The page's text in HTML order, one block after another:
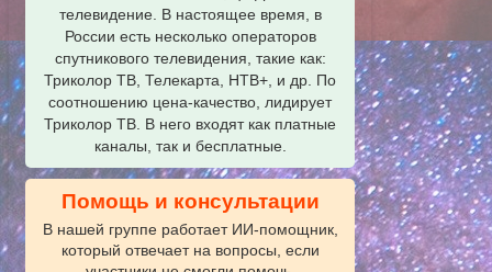
телевидение. В настоящее время, в
России есть несколько операторов
спутникового телевидения, такие как:
Триколор ТВ, Телекарта, НТВ+, и др. По
соотношению цена-качество, лидирует
Триколор ТВ. В него входят как платные
каналы, так и бесплатные.
Помощь и консультации
В нашей группе работает ИИ‑помощник,
который отвечает на вопросы, если